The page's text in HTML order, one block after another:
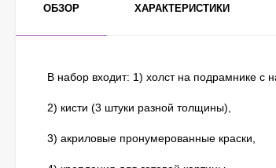
ОБЗОР ХАРАКТЕРИСТИКИ
В набор входит: 1) холст на подрамнике с
2) кисти (3 штуки разной толщины),
3) акриловые пронумерованные краски,